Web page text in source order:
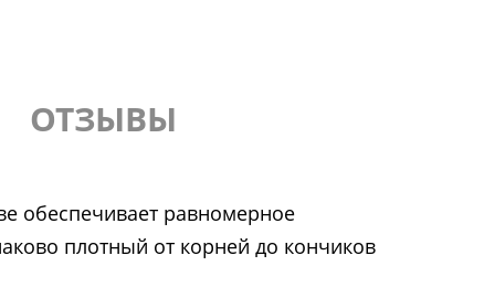
ОТЗЫВЫ
обеспечивает равномерное
плотный от корней до кончиков